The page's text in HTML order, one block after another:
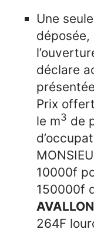
Une
déclare
Prix
le m3 de
10000f
150000f
264F